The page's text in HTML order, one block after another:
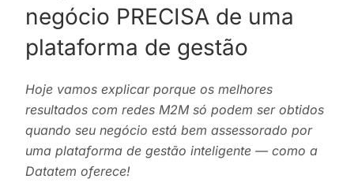
negócio PRECISA de uma
plataforma de gestão
Hoje vamos explicar porque os melhores
resultados com redes M2M só podem ser obtidos
quando seu negócio está bem assessorado por
uma plataforma de gestão inteligente — como a
Datatem oferece!